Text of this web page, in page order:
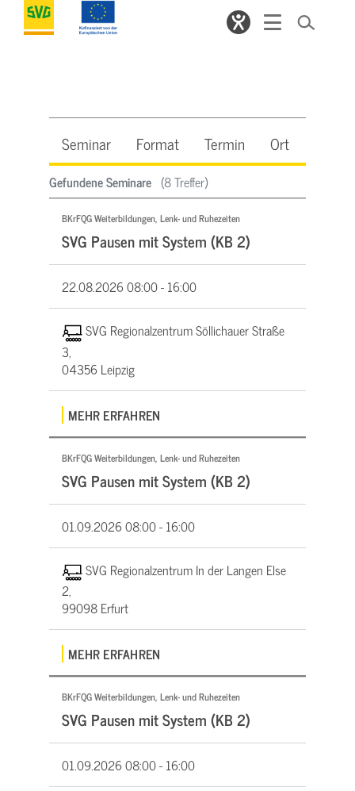
Gefundene Seminare (8 Treffer)
Seminar Format Termin Ort
BKrFQG Weiterbildungen, Lenk- und Ruhezeiten
SVG Pausen mit System (KB 2)
22.08.202608:00 - 16:00
SVG Regionalzentrum Söllichauer Straße
3,
04356 Leipzig
MEHR ERFAHREN
BKrFQG Weiterbildungen, Lenk- und Ruhezeiten
SVG Pausen mit System (KB 2)
01.09.202608:00 - 16:00
SVG Regionalzentrum In der Langen Else
2,
99098 Erfurt
MEHR ERFAHREN
BKrFQG Weiterbildungen, Lenk- und Ruhezeiten
SVG Pausen mit System (KB 2)
01.09.202608:00 - 16:00